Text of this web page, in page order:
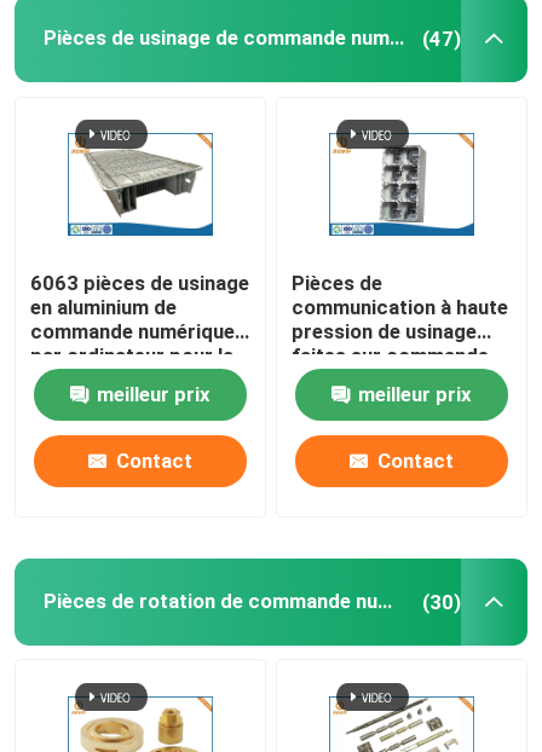
Pièces de usinage de commande numérique par ordinateur (47)
6063 pièces de usinage
en aluminium de
commande numérique
par ordinateur pour la
fabrication de
communication
meilleur prix
Contact
Pièces de
communication à haute
pression de usinage
faites sur commande
de services de
commande numérique
par ordinateur d'ODM
d'OEM
meilleur prix
Contact
Pièces de rotation de commande numérique par ordinateur (30)